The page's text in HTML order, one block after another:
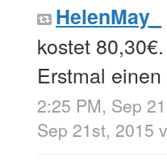
HelenMay_
kostet 80,30€.
Erstmal
2:25 PM, Sep
Sep 21st, 2015